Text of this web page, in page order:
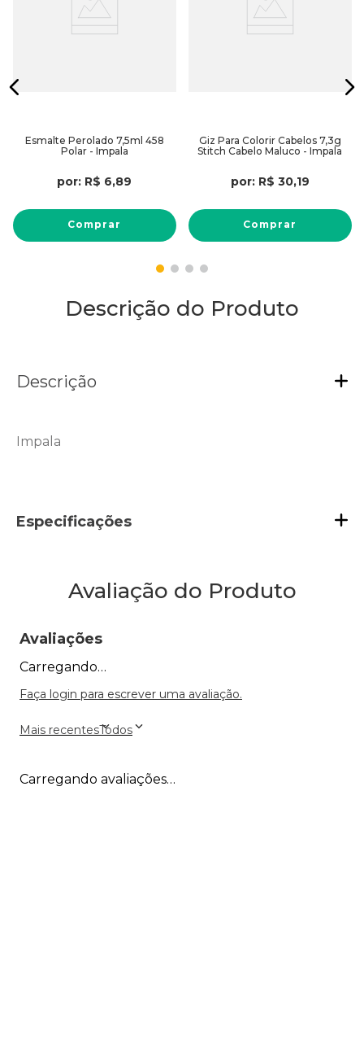
Esmalte Perolado 7,5ml 458
Polar - Impala
por: R$ 6,89
Comprar
Giz Para Colorir Cabelos 7,3g
Stitch Cabelo Maluco - Impala
por: R$ 30,19
Comprar
Descrição do Produto
Descrição
Impala
Especificações
Avaliação do Produto
Avaliações
Carregando…
Faça login para escrever uma avaliação.
Mais recentesTodos
Carregando avaliações…